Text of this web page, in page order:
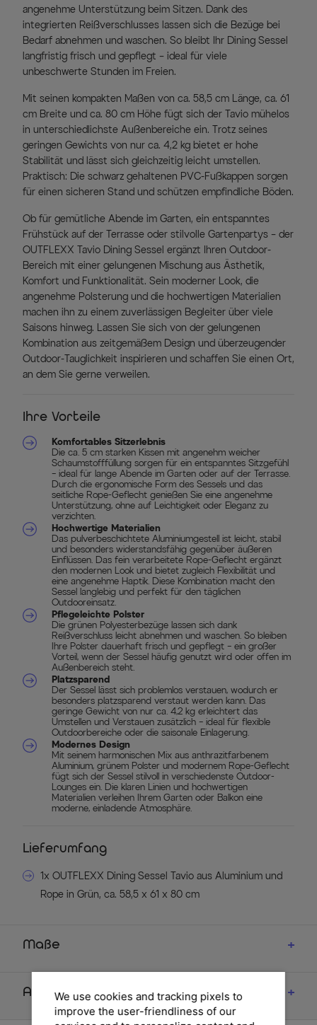
angenehme Unterstützung beim Sitzen. Dank des
integrierten Reißverschlusses lassen sich die Bezüge bei
Bedarf abnehmen und waschen. So bleibt Ihr Dining Sessel
langfristig frisch und gepflegt – ideal für viele
unbeschwerte Stunden im Freien.
Mit seinen kompakten Maßen von ca. 58,5 cm Länge, ca. 61
cm Breite und ca. 80 cm Höhe fügt sich der Tavio mühelos
in unterschiedlichste Außenbereiche ein. Trotz seines
geringen Gewichts von nur ca. 4,2 kg bietet er hohe
Stabilität und lässt sich gleichzeitig leicht umstellen.
Praktisch: Die schwarz gehaltenen PVC-Fußkappen sorgen
für einen sicheren Stand und schützen empfindliche Böden.
Ob für gemütliche Abende im Garten, ein entspanntes
Frühstück auf der Terrasse oder stilvolle Gartenpartys – der
OUTFLEXX Tavio Dining Sessel ergänzt Ihren Outdoor-
Bereich mit einer gelungenen Mischung aus Ästhetik,
Komfort und Funktionalität. Sein moderner Look, die
angenehme Polsterung und die hochwertigen Materialien
machen ihn zu einem zuverlässigen Begleiter über viele
Saisons hinweg. Lassen Sie sich von der gelungenen
Kombination aus zeitgemäßem Design und überzeugender
Outdoor-Tauglichkeit inspirieren und schaffen Sie einen Ort,
an dem Sie gerne verweilen.
Ihre Vorteile
Komfortables Sitzerlebnis
Die ca. 5 cm starken Kissen mit angenehm weicher
Schaumstofffüllung sorgen für ein entspanntes Sitzgefühl
– ideal für lange Abende im Garten oder auf der Terrasse.
Durch die ergonomische Form des Sessels und das
seitliche Rope-Geflecht genießen Sie eine angenehme
Unterstützung, ohne auf Leichtigkeit oder Eleganz zu
verzichten.
Hochwertige Materialien
Das pulverbeschichtete Aluminiumgestell ist leicht, stabil
und besonders widerstandsfähig gegenüber äußeren
Einflüssen. Das fein verarbeitete Rope-Geflecht ergänzt
den modernen Look und bietet zugleich Flexibilität und
eine angenehme Haptik. Diese Kombination macht den
Sessel langlebig und perfekt für den täglichen
Outdooreinsatz.
Pflegeleichte Polster
Die grünen Polyesterbezüge lassen sich dank
Reißverschluss leicht abnehmen und waschen. So bleiben
Ihre Polster dauerhaft frisch und gepflegt – ein großer
Vorteil, wenn der Sessel häufig genutzt wird oder offen im
Außenbereich steht.
Platzsparend
Der Sessel lässt sich problemlos verstauen, wodurch er
besonders platzsparend verstaut werden kann. Das
geringe Gewicht von nur ca. 4,2 kg erleichtert das
Umstellen und Verstauen zusätzlich – ideal für flexible
Outdoorbereiche oder die saisonale Einlagerung.
Modernes Design
Mit seinem harmonischen Mix aus anthrazitfarbenem
Aluminium, grünem Polster und modernem Rope-Geflecht
fügt sich der Sessel stilvoll in verschiedenste Outdoor-
Lounges ein. Die klaren Linien und hochwertigen
Materialien verleihen Ihrem Garten oder Balkon eine
moderne, einladende Atmosphäre.
Lieferumfang
1x OUTFLEXX Dining Sessel Tavio aus Aluminium und
Rope in Grün, ca. 58,5 x 61 x 80 cm
Maße
Artikelmerkmale & Materialien
We use cookies and tracking pixels to
improve the user-friendliness of our